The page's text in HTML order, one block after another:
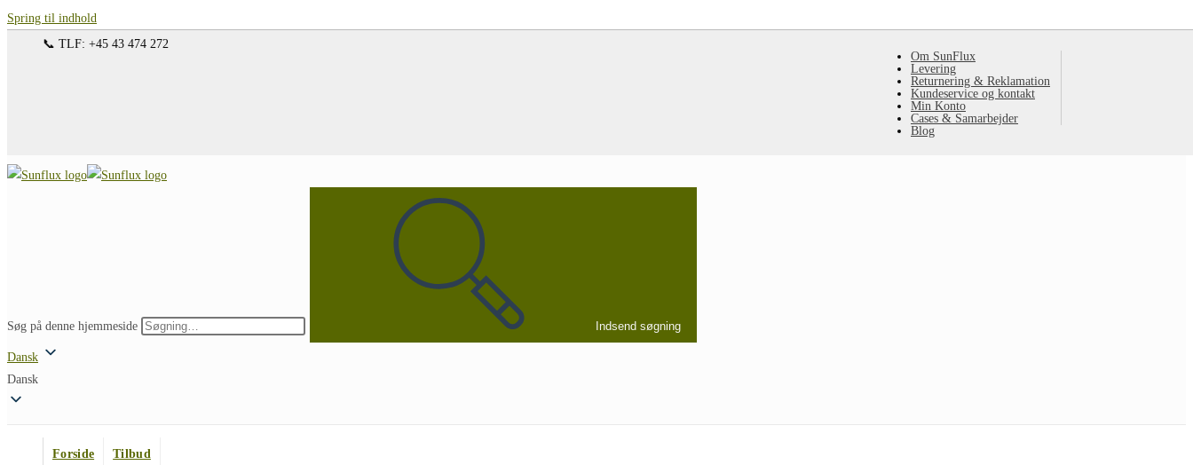
Spring til indhold
Om SunFlux
Levering
Returnering & Reklamation
Kundeservice og kontakt
Min Konto
Cases & Samarbejder
Blog
📞 TLF: +45 43 474 272
Søg på denne hjemmeside Indsend søgning
Dansk
Dansk
Forside Tilbud